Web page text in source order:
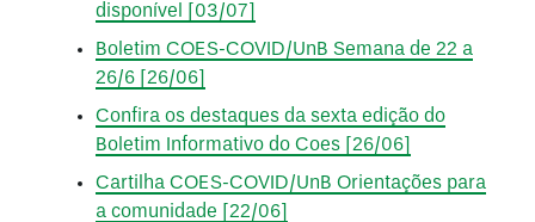
disponível [03/07]
Boletim COES-COVID/UnB Semana de 22 a
26/6 [26/06]
Confira os destaques da sexta edição do
Boletim Informativo do Coes [26/06]
Cartilha COES-COVID/UnB Orientações para
a comunidade [22/06]